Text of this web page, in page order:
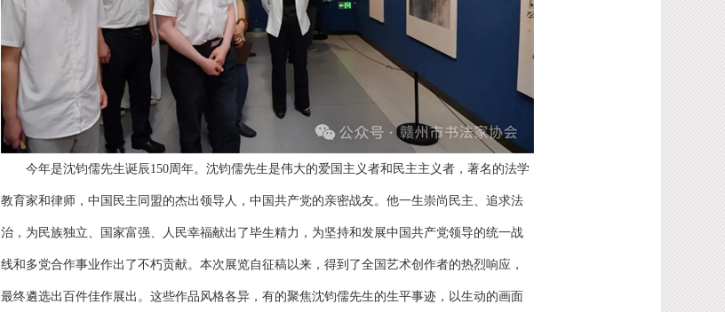
今年是沈钧儒先生诞辰150周年。沈钧儒先生是伟大的爱国主义者和民主主义者，著名的法学
教育家和律师，中国民主同盟的杰出领导人，中国共产党的亲密战友。他一生崇尚民主、追求法
治，为民族独立、国家富强、人民幸福献出了毕生精力，为坚持和发展中国共产党领导的统一战
线和多党合作事业作出了不朽贡献。本次展览自征稿以来，得到了全国艺术创作者的热烈响应，
最终遴选出百件佳作展出。这些作品风格各异，有的聚焦沈钧儒先生的生平事迹，以生动的画面